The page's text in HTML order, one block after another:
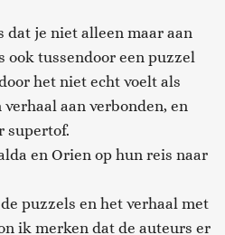
dat je niet alleen maar aan
ook tussendoor een puzzel
het niet echt voelt als
aan verbonden, en
supertof.
en Orien op hun reis naar
puzzels en het verhaal met
ik merken dat de auteurs er